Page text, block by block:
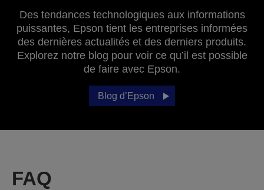
Des tendances technologiques aux informations
puissantes, Epson tient les entreprises informées
des dernières actualités et des derniers produits.
Explorez notre blog pour voir ce qu’il est possible
de faire avec Epson.
Blog d’Epson
FAQ